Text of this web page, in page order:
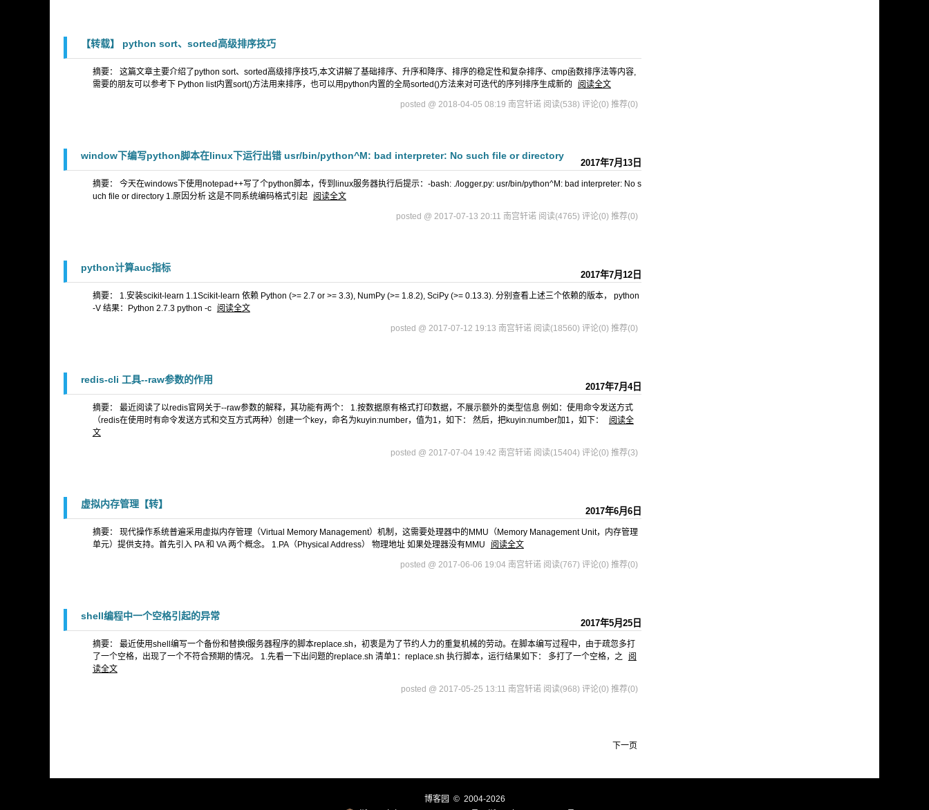
【转载】 python sort、sorted高级排序技巧
摘要： 这篇文章主要介绍了python sort、sorted高级排序技巧,本文讲解了基础排序、升序和降序、排序的稳定性和复杂排序、cmp函数排序法等内容,
需要的朋友可以参考下 Python list内置sort()方法用来排序，也可以用python内置的全局sorted()方法来对可迭代的序列排序生成新的
阅读全文
posted @ 2018-04-05 08:19 南宫轩诺 阅读(538) 评论(0) 推荐(0)
2017年7月13日
window下编写python脚本在linux下运行出错 usr/bin/python^M: bad interpreter: No such file or directory
摘要： 今天在windows下使用notepad++写了个python脚本，传到linux服务器执行后提示：-bash: ./logger.py: usr/bin/python^M: bad interpreter: No s
uch file or directory 1.原因分析 这是不同系统编码格式引起
阅读全文
posted @ 2017-07-13 20:11 南宫轩诺 阅读(4765) 评论(0) 推荐(0)
2017年7月12日
python计算auc指标
摘要： 1.安装scikit-learn 1.1Scikit-learn 依赖 Python (>= 2.7 or >= 3.3), NumPy (>= 1.8.2), SciPy (>= 0.13.3). 分别查看上述三个依赖的版本， python
-V 结果：Python 2.7.3 python -c
阅读全文
posted @ 2017-07-12 19:13 南宫轩诺 阅读(18560) 评论(0) 推荐(0)
2017年7月4日
redis-cli 工具--raw参数的作用
摘要： 最近阅读了以redis官网关于--raw参数的解释，其功能有两个： 1.按数据原有格式打印数据，不展示额外的类型信息 例如：使用命令发送方式
（redis在使用时有命令发送方式和交互方式两种）创建一个key，命名为kuyin:number，值为1，如下： 然后，把kuyin:number加1，如下：
阅读全
文
posted @ 2017-07-04 19:42 南宫轩诺 阅读(15404) 评论(0) 推荐(3)
2017年6月6日
虚拟内存管理【转】
摘要： 现代操作系统普遍采用虚拟内存管理（Virtual Memory Management）机制，这需要处理器中的MMU（Memory Management Unit，内存管理
单元）提供支持。首先引入 PA 和 VA 两个概念。 1.PA（Physical Address） 物理地址 如果处理器没有MMU
阅读全文
posted @ 2017-06-06 19:04 南宫轩诺 阅读(767) 评论(0) 推荐(0)
2017年5月25日
shell编程中一个空格引起的异常
摘要： 最近使用shell编写一个备份和替换f服务器程序的脚本replace.sh，初衷是为了节约人力的重复机械的劳动。在脚本编写过程中，由于疏忽多打
了一个空格，出现了一个不符合预期的情况。 1.先看一下出问题的replace.sh 清单1：replace.sh 执行脚本，运行结果如下： 多打了一个空格，之
阅
读全文
posted @ 2017-05-25 13:11 南宫轩诺 阅读(968) 评论(0) 推荐(0)
下一页
博客园 © 2004-2026